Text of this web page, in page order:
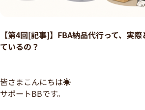
【第4回[記事]】FBA納品代行って、実
ているの？
皆さまこんにちは☀
サポートBBです。